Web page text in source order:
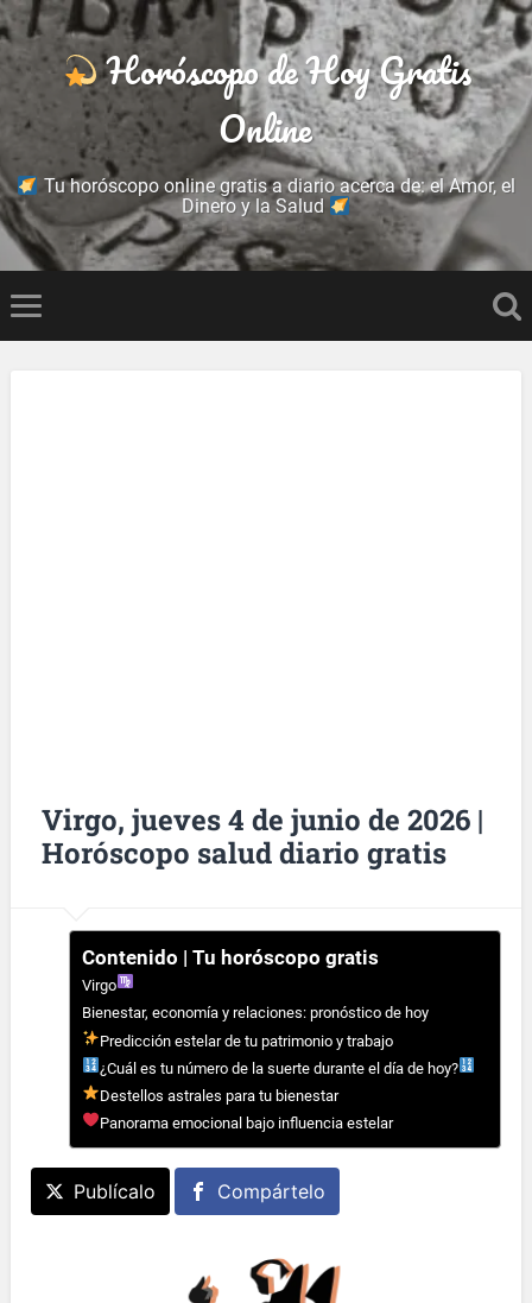
Horóscopo de Hoy Gratis
Online
Tu horóscopo online gratis a diario acerca de: el Amor, el
Dinero y la Salud
Virgo, jueves 4 de junio de 2026 |
Horóscopo salud diario gratis
Contenido | Tu horóscopo gratis
Virgo
Bienestar, economía y relaciones: pronóstico de hoy
Predicción estelar de tu patrimonio y trabajo
¿Cuál es tu número de la suerte durante el día de hoy?
Destellos astrales para tu bienestar
Panorama emocional bajo influencia estelar
Publícalo Compártelo